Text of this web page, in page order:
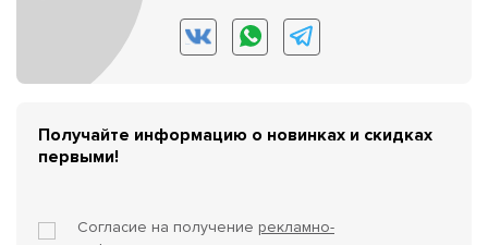
Получайте информацию о новинках и скидках
первыми!
Согласие на получение рекламно-